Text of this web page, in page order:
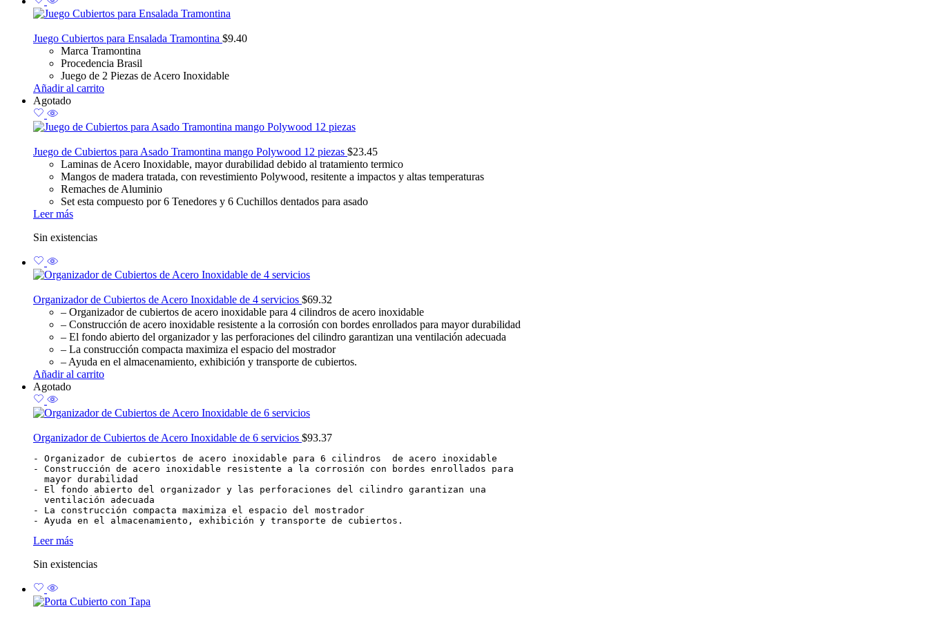
Juego Cubiertos para Ensalada Tramontina $9.40
Marca Tramontina
Procedencia Brasil
Juego de 2 Piezas de Acero Inoxidable
Añadir al carrito
Agotado
Juego de Cubiertos para Asado Tramontina mango Polywood 12 piezas $23.45
Laminas de Acero Inoxidable, mayor durabilidad debido al tratamiento termico
Mangos de madera tratada, con revestimiento Polywood, resitente a impactos y altas temperaturas
Remaches de Aluminio
Set esta compuesto por 6 Tenedores y 6 Cuchillos dentados para asado
Leer más
Sin existencias
Organizador de Cubiertos de Acero Inoxidable de 4 servicios $69.32
– Organizador de cubiertos de acero inoxidable para 4 cilindros de acero inoxidable
– Construcción de acero inoxidable resistente a la corrosión con bordes enrollados para mayor durabilidad
– El fondo abierto del organizador y las perforaciones del cilindro garantizan una ventilación adecuada
– La construcción compacta maximiza el espacio del mostrador
– Ayuda en el almacenamiento, exhibición y transporte de cubiertos.
Añadir al carrito
Agotado
Organizador de Cubiertos de Acero Inoxidable de 6 servicios $93.37
- Organizador de cubiertos de acero inoxidable para 6 cilindros  de acero inoxidable
- Construcción de acero inoxidable resistente a la corrosión con bordes enrollados para
  mayor durabilidad
- El fondo abierto del organizador y las perforaciones del cilindro garantizan una
  ventilación adecuada
- La construcción compacta maximiza el espacio del mostrador
- Ayuda en el almacenamiento, exhibición y transporte de cubiertos.
Leer más
Sin existencias